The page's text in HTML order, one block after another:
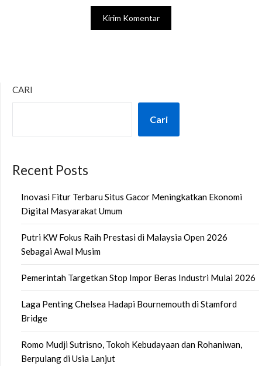
CARI
Cari
Recent Posts
Inovasi Fitur Terbaru Situs Gacor Meningkatkan Ekonomi
Digital Masyarakat Umum
Putri KW Fokus Raih Prestasi di Malaysia Open 2026
Sebagai Awal Musim
Pemerintah Targetkan Stop Impor Beras Industri Mulai 2026
Laga Penting Chelsea Hadapi Bournemouth di Stamford
Bridge
Romo Mudji Sutrisno, Tokoh Kebudayaan dan Rohaniwan,
Berpulang di Usia Lanjut